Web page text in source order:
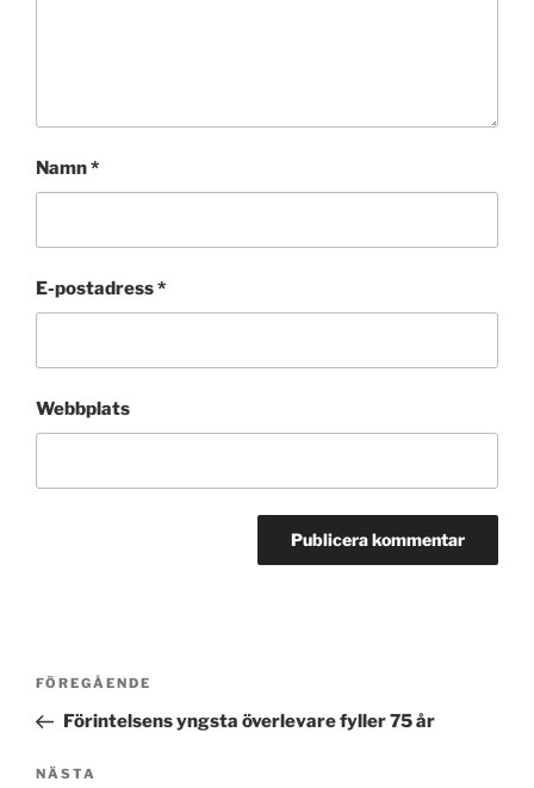
Namn*
E-postadress*
Webbplats
Inläggsnavigering
Föregående
inlägg
FÖREGÅENDE
Förintelsens yngsta överlevare fyller 75 år
Nästa
NÄSTA